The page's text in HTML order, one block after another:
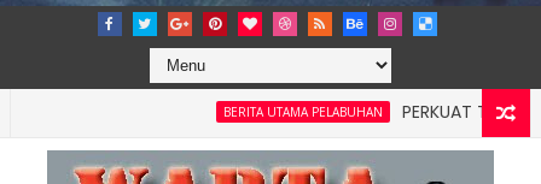
BERITA UTAMA PELABUHAN
PERKUAT TATA KELOLA
4: Pelindo Jasa Maritim Dengar Keluhan dan